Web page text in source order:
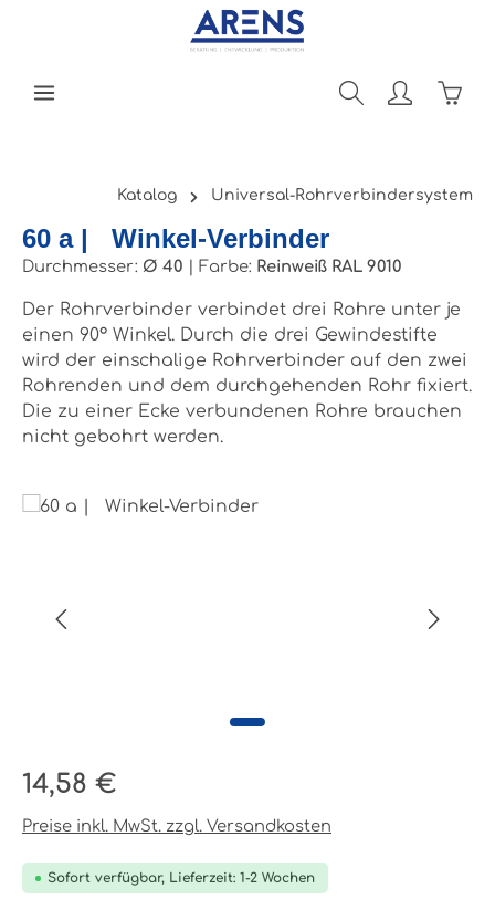
Zum Hauptinhalt springen
Katalog Universal-Rohrverbindersystem
60 a | Winkel-Verbinder
Durchmesser: Ø 40 Farbe: Reinweiß RAL 9010
Der Rohrverbinder verbindet drei Rohre unter je
einen 90° Winkel. Durch die drei Gewindestifte
wird der einschalige Rohrverbinder auf den zwei
Rohrenden und dem durchgehenden Rohr fixiert.
Die zu einer Ecke verbundenen Rohre brauchen
nicht gebohrt werden.
Bildergalerie überspringen
Regulärer Preis:
14,58 €
Preise inkl. MwSt. zzgl. Versandkosten
Sofort verfügbar, Lieferzeit: 1-2 Wochen